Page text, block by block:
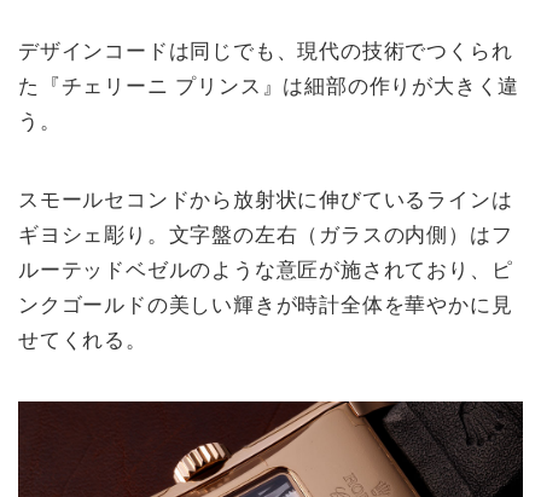
デザインコードは同じでも、現代の技術でつくられ
た『チェリーニ プリンス』は細部の作りが大きく違
う。
スモールセコンドから放射状に伸びているラインは
ギヨシェ彫り。文字盤の左右（ガラスの内側）はフ
ルーテッドベゼルのような意匠が施されており、ピ
ンクゴールドの美しい輝きが時計全体を華やかに見
せてくれる。